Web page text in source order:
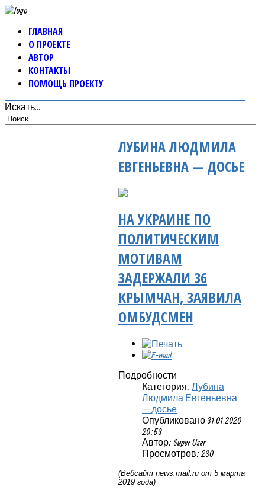
ГЛАВНАЯ
О ПРОЕКТЕ
АВТОР
КОНТАКТЫ
ПОМОЩЬ ПРОЕКТУ
Искать...
ЛУБИНА ЛЮДМИЛА
ЕВГЕНЬЕВНА — ДОСЬЕ
НА УКРАИНЕ ПО
ПОЛИТИЧЕСКИМ
МОТИВАМ
ЗАДЕРЖАЛИ 36
КРЫМЧАН, ЗАЯВИЛА
ОМБУДСМЕН
Подробности
Категория: Лубина
Людмила Евгеньевна
— досье
Опубликовано 31.01.2020
20:53
Автор: Super User
Просмотров: 230
(Вебсайт news mail ru от 5 марта
2019 года)